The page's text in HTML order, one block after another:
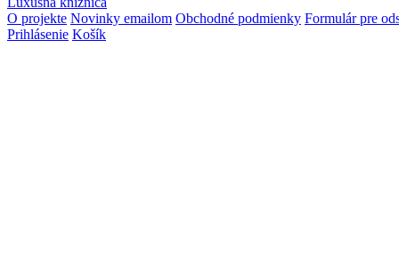
O projekte Novinky emailom Obchodné podmienky Formulár pre
Prihlásenie Košík